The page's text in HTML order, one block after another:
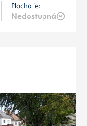
Plocha je:
Nedostupná